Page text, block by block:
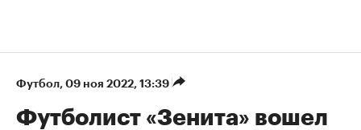
Футбол⁠, 09 ноя 2022, 13:39
Футболист «Зенита» вошел